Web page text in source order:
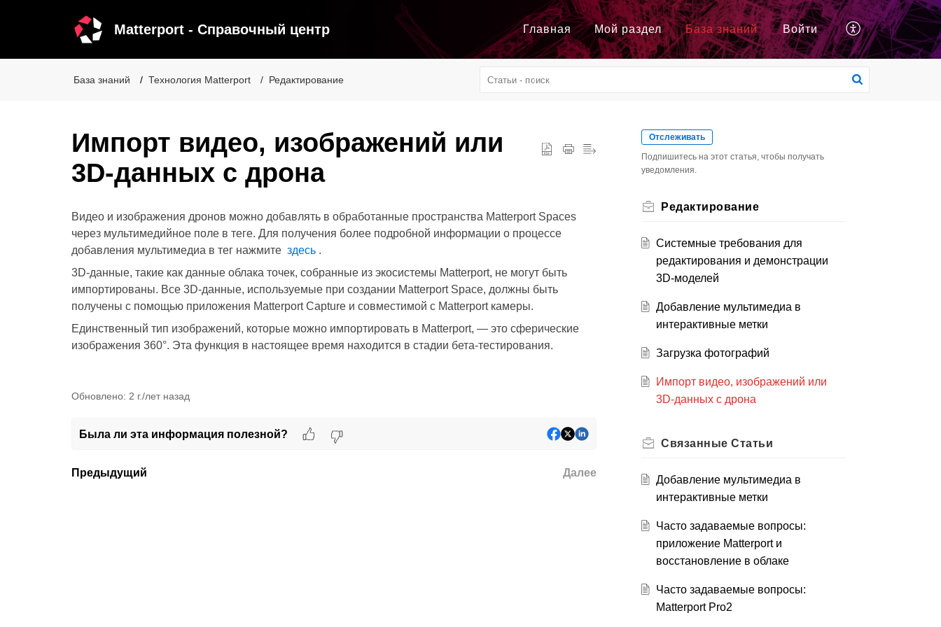
Matterport - Справочный центр Главная Мой раздел База знаний Войти
База знаний Технология Matterport Редактирование
Импорт видео, изображений или
3D-данных с дрона
Видео и изображения дронов можно добавлять в обработанные пространства Matterport Spaces
через мультимедийное поле в теге. Для получения более подробной информации о процессе
добавления мультимедиа в тег нажмите здесь .
3D-данные, такие как данные облака точек, собранные из экосистемы Matterport, не могут быть
импортированы. Все 3D-данные, используемые при создании Matterport Space, должны быть
получены с помощью приложения Matterport Capture и совместимой с Matterport камеры.
Единственный тип изображений, которые можно импортировать в Matterport, — это сферические
изображения 360°. Эта функция в настоящее время находится в стадии бета-тестирования.
Обновлено: 2 г./лет назад
Была ли эта информация полезной?
Предыдущий Далее
Отслеживать
Подпишитесь на этот статья, чтобы получать
уведомления.
Редактирование
Системные требования для
редактирования и демонстрации
3D-моделей
Добавление мультимедиа в
интерактивные метки
Загрузка фотографий
Импорт видео, изображений или
3D-данных с дрона
Связанные Статьи
Добавление мультимедиа в
интерактивные метки
Часто задаваемые вопросы:
приложение Matterport и
восстановление в облаке
Часто задаваемые вопросы:
Matterport Pro2